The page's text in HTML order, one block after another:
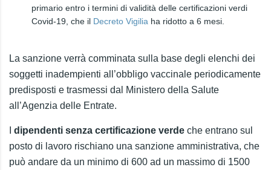
primario entro i termini di validità delle certificazioni verdi
Covid-19, che il Decreto Vigilia ha ridotto a 6 mesi.
La sanzione verrà comminata sulla base degli elenchi dei
soggetti inadempienti all’obbligo vaccinale periodicamente
predisposti e trasmessi dal Ministero della Salute
all’Agenzia delle Entrate.
dipendenti senza certificazione verde che entrano sul
posto di lavoro rischiano una sanzione amministrativa, che
può andare da un minimo di 600 ad un massimo di 1500